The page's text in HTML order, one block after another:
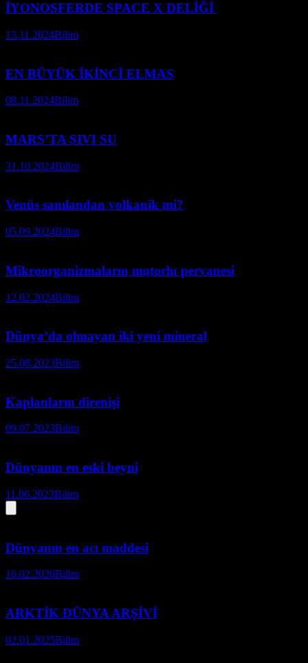
İYONOSFERDE SPACE X DELİĞİ
13.11.2024Bilim
EN BÜYÜK İKİNCİ ELMAS
08.11.2024Bilim
MARS’TA SIVI SU
31.10.2024Bilim
Venüs sanılandan volkanik mi?
05.09.2024Bilim
Mikroorganizmaların motorlu pervanesi
12.02.2024Bilim
Dünya’da olmayan iki yeni mineral
25.08.2023Bilim
Kaplanların direnişi
09.07.2023Bilim
Dünyanın en eski beyni
11.06.2023Bilim
Dünyanın en acı maddesi
16.02.2026Bilim
ARKTİK DÜNYA ARŞİVİ
02.01.2025Bilim